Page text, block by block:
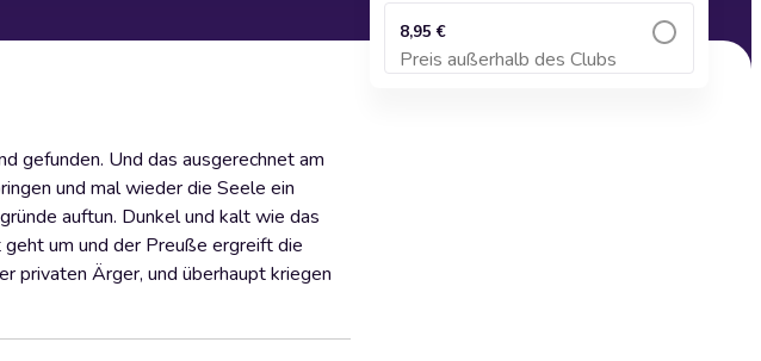
gefunden. Und das ausgerechnet am
und mal wieder die Seele ein
auftun. Dunkel und kalt wie das
um und der Preuße ergreift die
privaten Ärger, und überhaupt kriegen
8,95 €
Preis außerhalb des Clubs
Zum Warenkorb hinzufügen